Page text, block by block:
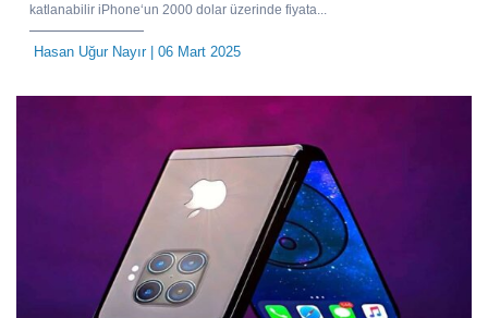
katlanabilir iPhone‘un 2000 dolar üzerinde fiyata...
Hasan Uğur Nayır| 06 Mart 2025